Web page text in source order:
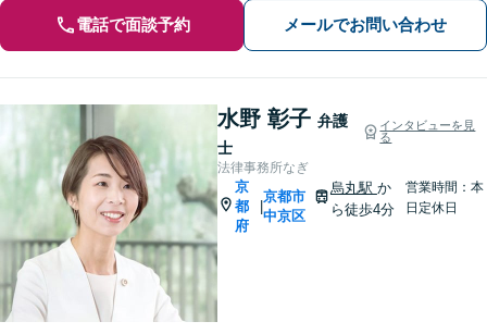
電話で面談予約 メールでお問い合わせ
水野 彰子 弁護
士
インタビューを見
る
法律事務所なぎ
京
都
府
京都市
中京区
烏丸駅 か
ら徒歩4分
営業時間：本
日定休日